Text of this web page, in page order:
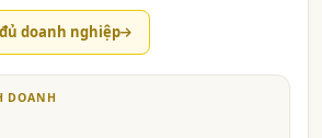
doanh nghiệp
DOANH